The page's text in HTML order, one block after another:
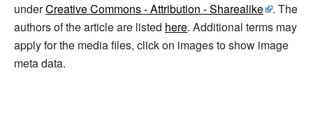
underCreative Commons - Attribution - Sharealike
. The
authors of the article are listed here. Additional terms may
apply for the media files, click on images to show image
meta data.